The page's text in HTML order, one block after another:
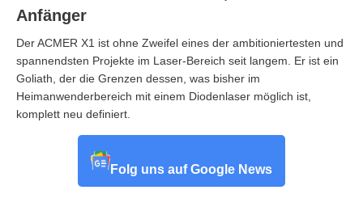
Anfänger
Der ACMER X1 ist ohne Zweifel eines der ambitioniertesten und
spannendsten Projekte im Laser-Bereich seit langem. Er ist ein
Goliath, der die Grenzen dessen, was bisher im
Heimanwenderbereich mit einem Diodenlaser möglich ist,
komplett neu definiert.
Folg uns auf Google News